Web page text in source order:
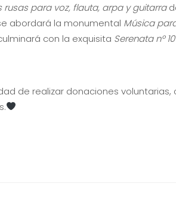
rusas para voz, flauta, arpa y guitarra
abordará la monumental Música
con la exquisita Serenata nº
de realizar donaciones voluntarias,